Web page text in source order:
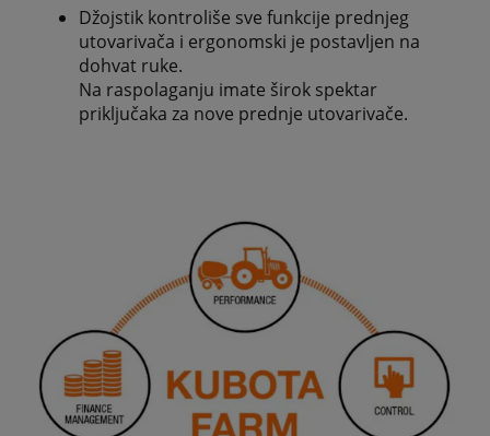
Džojstik kontroliše sve funkcije prednjeg
utovarivača i ergonomski je postavljen na
dohvat ruke.
Na raspolaganju imate širok spektar
priključaka za nove prednje utovarivače.